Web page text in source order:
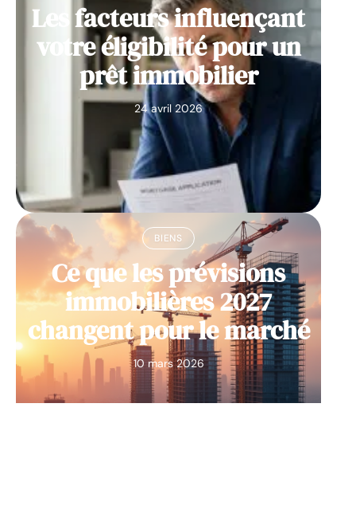
Les facteurs influençant
votre éligibilité pour un
prêt immobilier
24 avril 2026
BIENS
Ce que les prévisions
immobilières 2027
changent pour le marché
10 mars 2026